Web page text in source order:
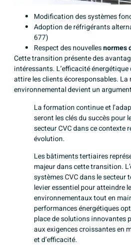
Modification des systèmes
Adoption de réfrigérants
677)
Respect des nouvellesnormes
Cette transition présente des
intéressants. L’efficacité
attire les clients écoresponsables. La
environnemental devient un
La formation continue et
seront les clés du succès pour
secteur CVC dans ce contexte
évolution.
Les bâtiments tertiaires
majeur dans cette transition.
systèmes CVC dans le secteur
levier essentiel pour atteindre
environnementaux tout en
performances énergétiques
place de solutions innovantes
aux exigences croissantes en
et d’efficacité.